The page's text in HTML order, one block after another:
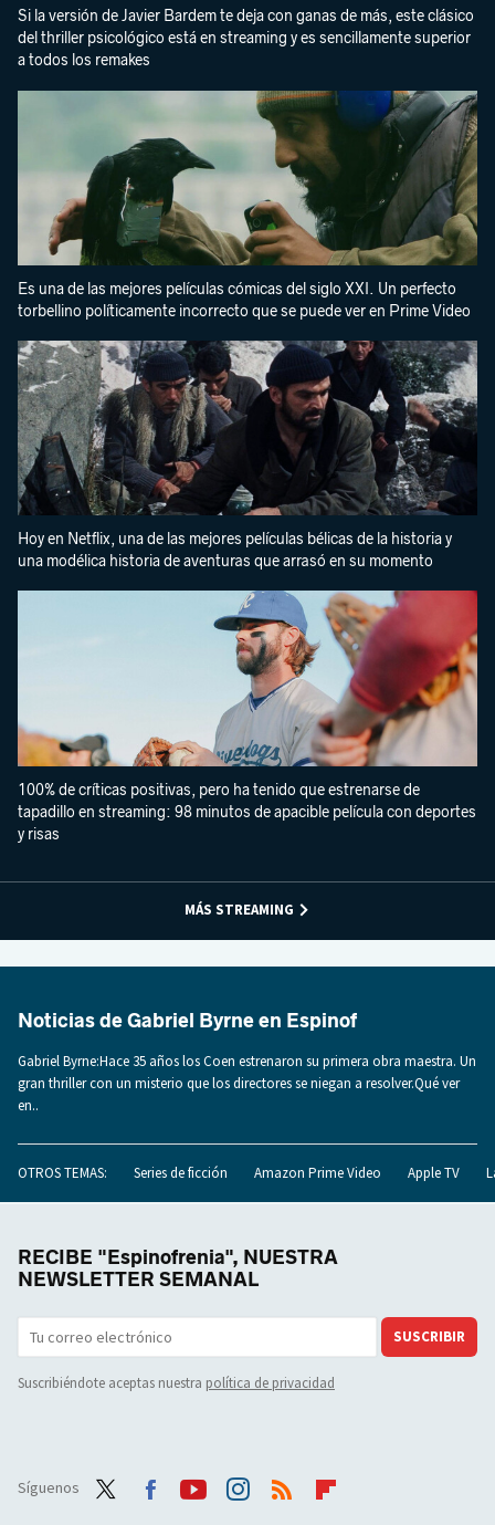
Si la versión de Javier Bardem te deja con ganas de más, este clásico
del thriller psicológico está en streaming y es sencillamente superior
a todos los remakes
Es una de las mejores películas cómicas del siglo XXI. Un perfecto
torbellino políticamente incorrecto que se puede ver en Prime Video
Hoy en Netflix, una de las mejores películas bélicas de la historia y
una modélica historia de aventuras que arrasó en su momento
100% de críticas positivas, pero ha tenido que estrenarse de
tapadillo en streaming: 98 minutos de apacible película con deportes
y risas
MÁS STREAMING
Noticias de Gabriel Byrne en Espinof
Gabriel Byrne:Hace 35 años los Coen estrenaron su primera obra maestra. Un
gran thriller con un misterio que los directores se niegan a resolver.Qué ver
en..
OTROS TEMAS: Series de ficción Amazon Prime Video Apple TV
RECIBE "Espinofrenia", NUESTRA
NEWSLETTER SEMANAL
SUSCRIBIR
Suscribiéndote aceptas nuestra política de privacidad
Síguenos